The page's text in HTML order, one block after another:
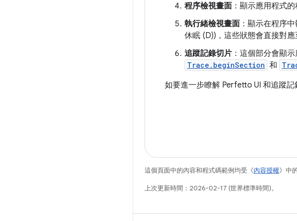
程序檢視畫面 ：顯示應用程式的
執行緒檢視畫面 ：顯示在程序
休眠 (D))，這些狀態會直接對應
追蹤記錄切片 ：這個部分會顯
Trace.beginSection 和
如要進一步瞭解 Perfetto UI 和追蹤記
這個頁面中的內容和程式碼範例均受《內容授權》中
上次更新時間：2026-02-17 (世界標準時間)。